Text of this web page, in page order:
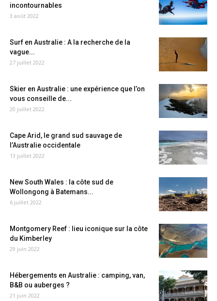
incontournables
3 août 2022
Surf en Australie : A la recherche de la
vague...
27 juillet 2022
Skier en Australie : une expérience que l’on
vous conseille de...
20 juillet 2022
Cape Arid, le grand sud sauvage de
l’Australie occidentale
13 juillet 2022
New South Wales : la côte sud de
Wollongong à Batemans...
6 juillet 2022
Montgomery Reef : lieu iconique sur la côte
du Kimberley
29 juin 2022
Hébergements en Australie : camping, van,
B&B ou auberges ?
21 juin 2022